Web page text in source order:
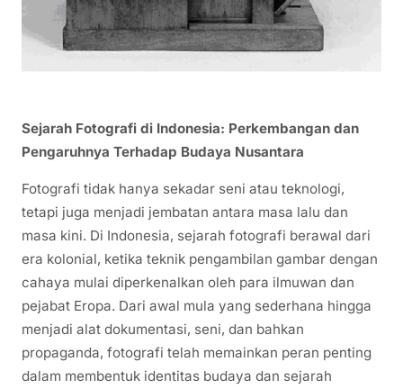
Sejarah Fotografi di Indonesia: Perkembangan dan
Pengaruhnya Terhadap Budaya Nusantara
Fotografi tidak hanya sekadar seni atau teknologi,
tetapi juga menjadi jembatan antara masa lalu dan
masa kini. Di Indonesia, sejarah fotografi berawal dari
era kolonial, ketika teknik pengambilan gambar dengan
cahaya mulai diperkenalkan oleh para ilmuwan dan
pejabat Eropa. Dari awal mula yang sederhana hingga
menjadi alat dokumentasi, seni, dan bahkan
propaganda, fotografi telah memainkan peran penting
dalam membentuk identitas budaya dan sejarah